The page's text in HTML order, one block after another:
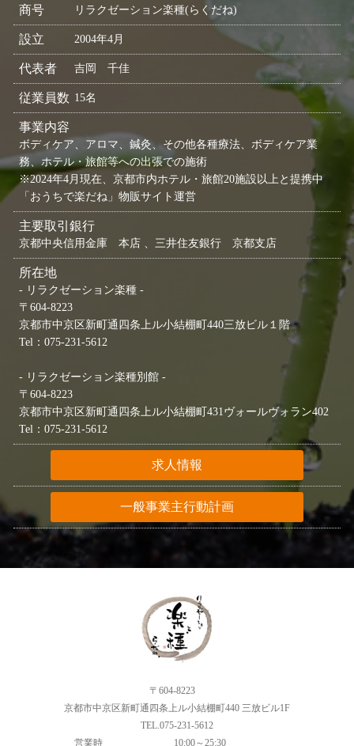
商号 リラクゼーション楽種(らくだね)
設立 2004年4月
代表者 吉岡 千佳
従業員数 15名
事業内容
ボディケア、アロマ、鍼灸、その他各種療法、ボディケア業
務、ホテル・旅館等への出張での施術
※2024年4月現在、京都市内ホテル・旅館20施設以上と提携中
「おうちで楽だね」物販サイト運営
主要取引銀行
京都中央信用金庫 本店 、三井住友銀行 京都支店
所在地
- リラクゼーション楽種 -
〒604-8223
京都市中京区新町通四条上ル小結棚町440三放ビル１階
Tel：075-231-5612
- リラクゼーション楽種別館 -
〒604-8223
京都市中京区新町通四条上ル小結棚町431ヴォールヴォラン402
Tel：075-231-5612
求人情報
一般事業主行動計画
〒604-8223
京都市中京区新町通四条上ル小結棚町440 三放ビル1F
TEL.075-231-5612
営業時
10:00～25:30